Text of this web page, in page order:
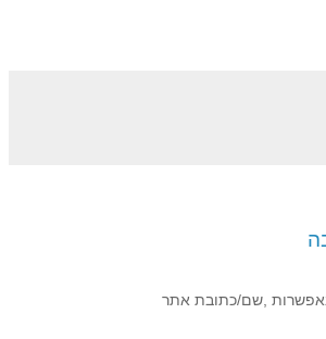
,שם/כתובת אתר